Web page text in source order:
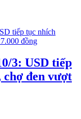
3: USD tiếp
chợ đen vượt